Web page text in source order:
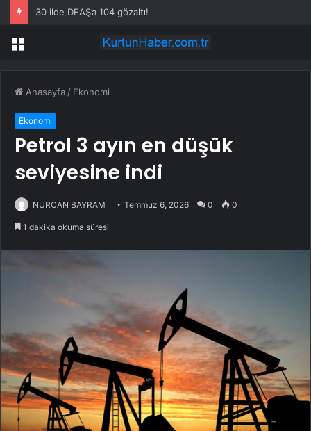
30 ilde DEAŞ’a 104 gözaltı!
Menü
Anasayfa / Ekonomi
Ekonomi
Petrol 3 ayın en düşük
seviyesine indi
NURCAN BAYRAM Temmuz 6, 2026 0 0
1 dakika okuma süresi